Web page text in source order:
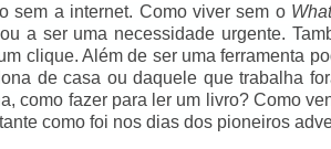
sem a internet. Como viver sem o
a ser uma necessidade urgente.
clique. Além de ser uma ferramenta
de casa ou daquele que trabalha
como fazer para ler um livro? Como
como foi nos dias dos pioneiros